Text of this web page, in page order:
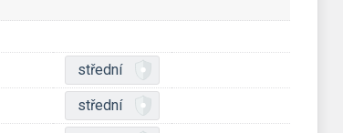
střední
střední